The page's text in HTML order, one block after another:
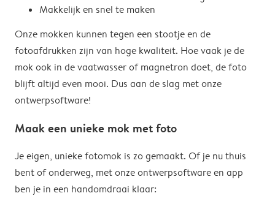
Makkelijk en snel te maken
Onze mokken kunnen tegen een stootje en de
fotoafdrukken zijn van hoge kwaliteit. Hoe vaak je de
mok ook in de vaatwasser of magnetron doet, de foto
blijft altijd even mooi. Dus aan de slag met onze
ontwerpsoftware!
Maak een unieke mok met foto
Je eigen, unieke fotomok is zo gemaakt. Of je nu thuis
bent of onderweg, met onze ontwerpsoftware en app
ben je in een handomdraai klaar: